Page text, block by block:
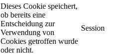
Dieses Cookie speichert,
ob bereits eine
Entscheidung zur
Verwendung von
Cookies getroffen wurde
oder nicht.
Session